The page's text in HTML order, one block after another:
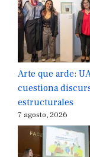
Arte que arde:
cuestiona
estructurales
7 agosto, 2026